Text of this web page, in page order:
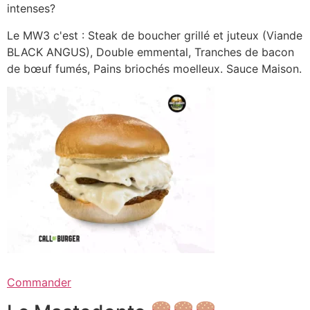
intenses?
Le MW3 c'est : Steak de boucher grillé et juteux (Viande
BLACK ANGUS), Double emmental, Tranches de bacon
de bœuf fumés, Pains briochés moelleux. Sauce Maison.
Commander